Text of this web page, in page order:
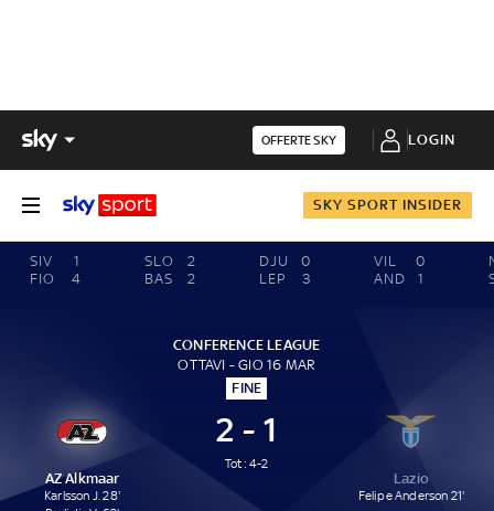
OFFERTE SKY LOGIN
SKY SPORT INSIDER
SIV
1
FIO
4
SLO
2
BAS
2
DJU
0
LEP
3
VIL
0
AND
1
CONFERENCE LEAGUE
OTTAVI - GIO 16 MAR
FINE
AZ Alkmaar
Karlsson J. 28'
2 - 1
Tot: 4-2
Lazio
Felipe Anderson 21'